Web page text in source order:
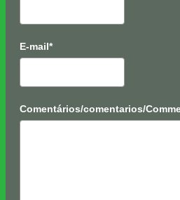
E-mail*
Comentários/comentarios/